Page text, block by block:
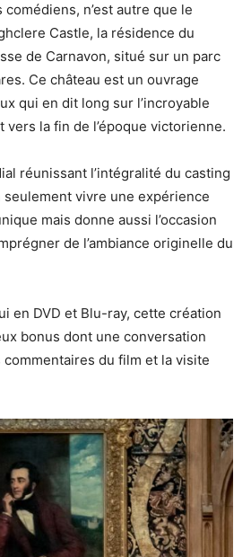
n’est autre que le
Castle, la résidence du
de Carnavon, situé sur un parc
Ce château est un ouvrage
qui en dit long sur l’incroyable
vers la fin de l’époque victorienne.
réunissant l’intégralité du casting
vivre une expérience
mais donne aussi l’occasion
de l’ambiance originelle du
en DVD et Blu-ray, cette création
bonus dont une conversation
du film et la visite